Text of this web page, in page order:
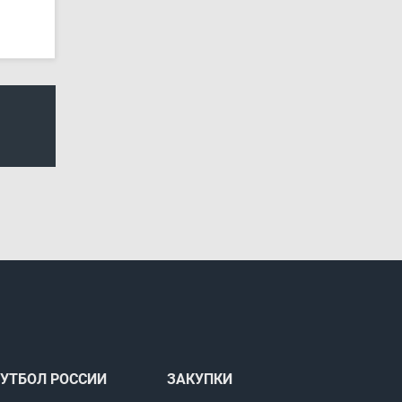
РОССИИ ЗАКУПКИ